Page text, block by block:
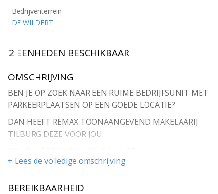
Bedrijventerrein
DE WILDERT
2 EENHEDEN BESCHIKBAAR
OMSCHRIJVING
BEN JE OP ZOEK NAAR EEN RUIME BEDRIJFSUNIT MET
PARKEERPLAATSEN OP EEN GOEDE LOCATIE?
DAN HEEFT REMAX TOONAANGEVEND MAKELAARIJ
TILBURG DEZE VOOR JOU.
CONTACTFORMULIER IN OP !
+ Lees de volledige omschrijving
BEREIKBAARHEID